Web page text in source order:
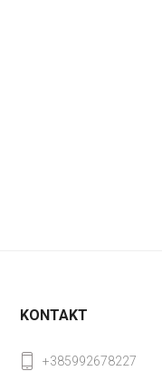
KONTAKT
+385992678227